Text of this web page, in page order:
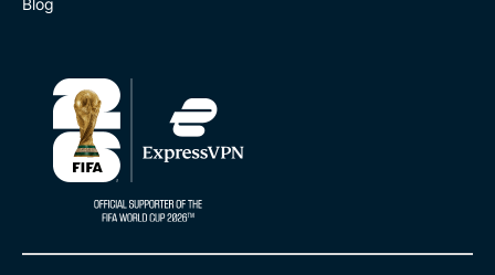
Blog